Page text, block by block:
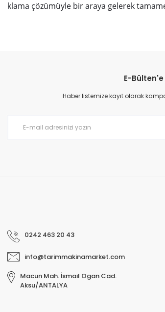
klama çözümüyle bir araya gelerek
Ürün resmi kalitesiz, bozuk veya
Ürün açıklamasında eksik bilgiler bulunuyor.
E-Bülten'e
Haber listemize kayıt olarak
0242 463 20 43
info@tarimmakinamarket.com
Macun Mah. İsmail Ogan Cad.
Aksu/ANTALYA